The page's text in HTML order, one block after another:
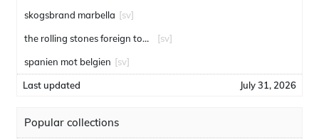
skogsbrand marbella [sv]
the rolling stones foreign tongues [sv]
spanien mot belgien [sv]
Last updated July 31, 2026
Popular collections